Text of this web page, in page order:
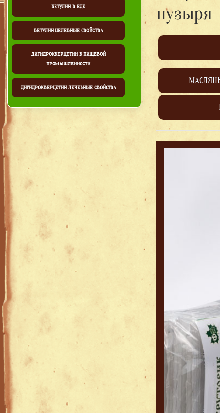
БЕТУЛИН В ЕДЕ
БЕТУЛИН ЦЕЛЕБНЫЕ СВОЙСТВА
ДИГИДРОКВЕРЦЕТИН В ПИЩЕВОЙ
ПРОМЫШЛЕННОСТИ
ДИГИДРОКВЕРЦЕТИН ЛЕЧЕБНЫЕ СВОЙСТВА
пузыря